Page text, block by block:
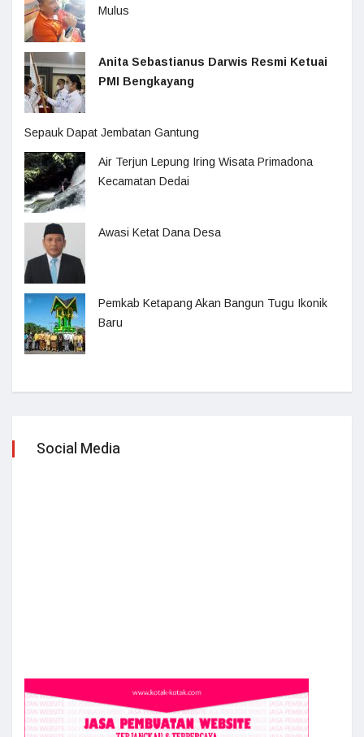
Mulus
Anita Sebastianus Darwis Resmi Ketuai
PMI Bengkayang
Sepauk Dapat Jembatan Gantung
Air Terjun Lepung Iring Wisata Primadona
Kecamatan Dedai
Awasi Ketat Dana Desa
Pemkab Ketapang Akan Bangun Tugu Ikonik
Baru
Social Media